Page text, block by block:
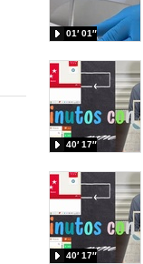
01′ 01″
40′ 17″
40′ 17″